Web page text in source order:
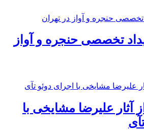
تخصصی حنجره و آواز
آثار علیرضا مشایخی با